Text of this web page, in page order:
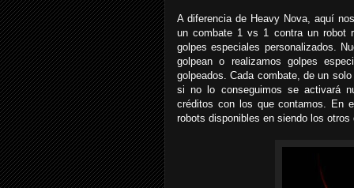
A diferencia de Heavy Nova, aquí
un combate 1 vs 1 contra un robot
golpes especiales personalizados.
golpean o realizamos golpes
golpeados. Cada combate, de un
si no lo conseguimos se activará
créditos con los que contamos. En
robots disponibles en siendo los